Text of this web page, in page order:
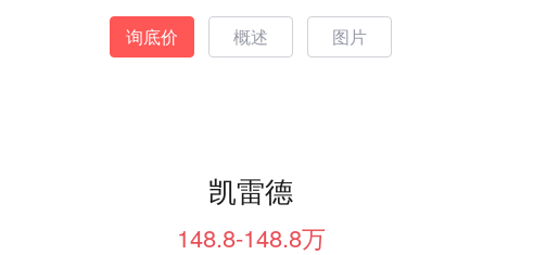
询底价 概述 图片
凯雷德
148.8-148.8万